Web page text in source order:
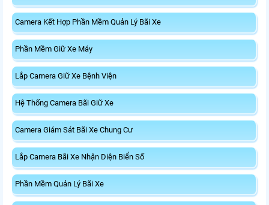
Camera Kết Hợp Phần Mềm Quản Lý Bãi Xe
Phần Mềm Giữ Xe Máy
Lắp Camera Giữ Xe Bệnh Viện
Hệ Thống Camera Bãi Giữ Xe
Camera Giám Sát Bãi Xe Chung Cư
Lắp Camera Bãi Xe Nhận Diện Biển Số
Phần Mềm Quản Lý Bãi Xe